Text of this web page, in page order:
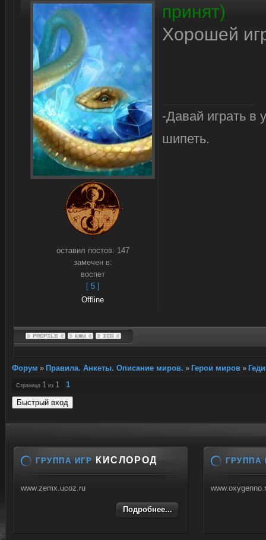
оставил постов: 147
замечен в:
воспет
[ 5 ]
Offline
принят)
Хорошей
-Давай играть в
шипеть.
Форум » Правила. Анкеты. Описание миров. » Герои миров »
Страница 1 из 1 1
ГРУППА ИГР КИСЛОРОД
www.zemx.ucoz.ru
Подробнее...
ГРУППА